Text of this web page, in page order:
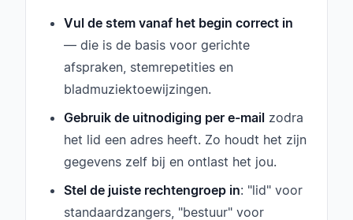
Vul de stem vanaf het begin correct in
— die is de basis voor gerichte
afspraken, stemrepetities en
bladmuziektoewijzingen.
Gebruik de uitnodiging per e-mail zodra
het lid een adres heeft. Zo houdt het zijn
gegevens zelf bij en ontlast het jou.
Stel de juiste rechtengroep in: "lid" voor
standaardzangers, "bestuur" voor